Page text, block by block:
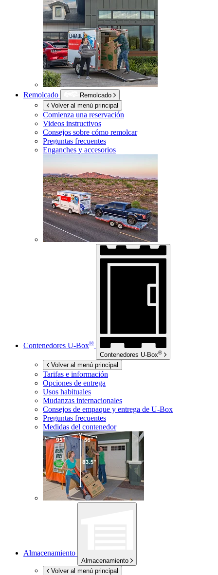
Remolcado
Remolcado
Volver al menú principal
Comienza una reservación
Videos instructivos
Consejos sobre cómo remolcar
Preguntas frecuentes
Enganches y accesorios
Contenedores U-Box®
Contenedores U-Box®
Volver al menú principal
Tarifas e información
Opciones de entrega
Usos habituales
Mudanzas internacionales
Consejos de empaque y entrega de U-Box
Preguntas frecuentes
Medidas del contenedor
Almacenamiento
Almacenamiento
Volver al menú principal